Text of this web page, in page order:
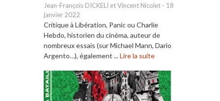
Jean-François DICKELI et Vincent Nicolet - 18
janvier 2022
Critique à Libération, Panic ou Charlie
Hebdo, historien du cinéma, auteur de
nombreux essais (sur Michael Mann, Dario
Argento…), également ...Lire la suite